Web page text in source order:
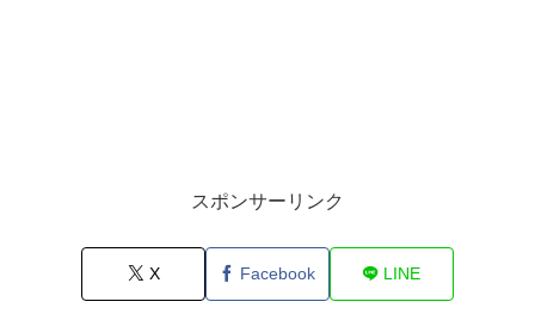
スポンサーリンク
X Facebook LINE